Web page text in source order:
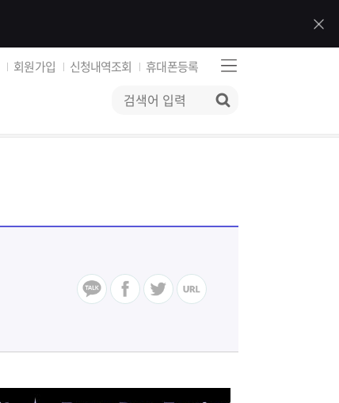
회원가입 신청내역조회 휴대폰등록
검색